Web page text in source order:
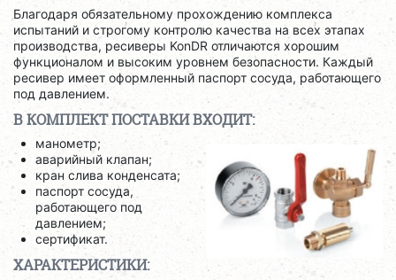
Благодаря обязательному прохождению комплекса
испытаний и строгому контролю качества на всех этапах
производства, ресиверы KonDR отличаются хорошим
функционалом и высоким уровнем безопасности. Каждый
ресивер имеет оформленный паспорт сосуда, работающего
под давлением.
В КОМПЛЕКТ ПОСТАВКИ ВХОДИТ:
манометр;
аварийный клапан;
кран слива конденсата;
паспорт сосуда,
работающего под
давлением;
сертификат.
ХАРАКТЕРИСТИКИ: